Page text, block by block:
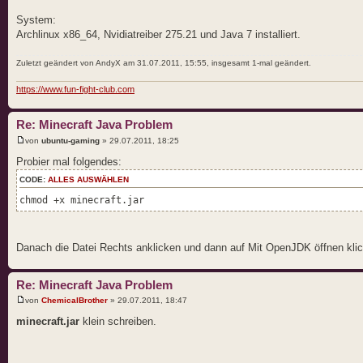
System:
Archlinux x86_64, Nvidiatreiber 275.21 und Java 7 installiert.
Zuletzt geändert von AndyX am 31.07.2011, 15:55, insgesamt 1-mal geändert.
https://www.fun-fight-club.com
Re: Minecraft Java Problem
von ubuntu-gaming » 29.07.2011, 18:25
Probier mal folgendes:
CODE: ALLES AUSWÄHLEN
chmod +x minecraft.jar
Danach die Datei Rechts anklicken und dann auf Mit OpenJDK öffnen
Re: Minecraft Java Problem
von ChemicalBrother » 29.07.2011, 18:47
minecraft.jar klein schreiben.